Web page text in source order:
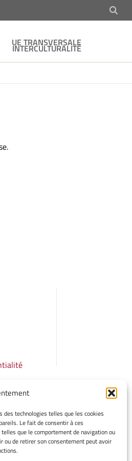
technologies telles que les cookies
Le fait de consentir à ces
que le comportement de navigation ou
ou de retirer son consentement peut avoir
UE TRANSVERSALE
INTERCULTURALITÉ